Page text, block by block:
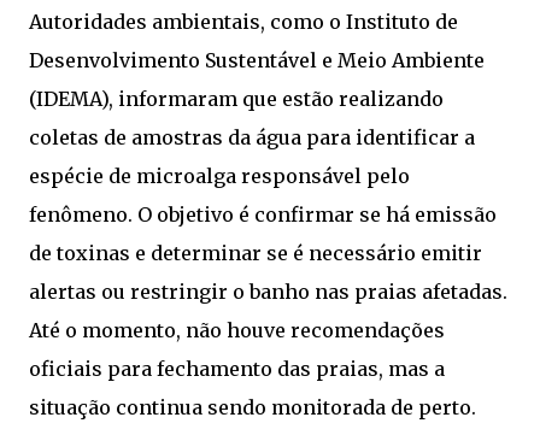
Autoridades ambientais, como o Instituto de
Desenvolvimento Sustentável e Meio Ambiente
(IDEMA), informaram que estão realizando
coletas de amostras da água para identificar a
espécie de microalga responsável pelo
fenômeno. O objetivo é confirmar se há emissão
de toxinas e determinar se é necessário emitir
alertas ou restringir o banho nas praias afetadas.
Até o momento, não houve recomendações
oficiais para fechamento das praias, mas a
situação continua sendo monitorada de perto.